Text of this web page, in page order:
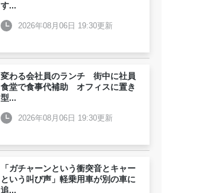
す...
2026年08月06日 19:30更新
変わる会社員のランチ 街中に社員
食堂で食事代補助 オフィスに置き
型...
2026年08月06日 19:30更新
「ガチャーンという衝突音とキャー
という叫び声」軽乗用車が別の車に
追...